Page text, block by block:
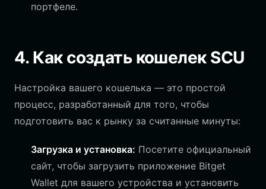
портфеле.
4. Как создать кошелек SCU
Настройка вашего кошелька — это простой
процесс, разработанный для того, чтобы
подготовить вас к рынку за считанные минуты:
Загрузка и установка: Посетите официальный
сайт, чтобы загрузить приложение Bitget
Wallet для вашего устройства и установить